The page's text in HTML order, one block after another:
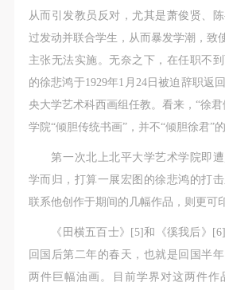
从而引发教员反对，尤其是萧俊贤、
过发动并联合学生，从而暴发学潮，致
主张无法实施。无奈之下，在任职不
的徐悲鸿于1929年1月24日被迫辞职返
央大学艺术科西画组任教。看来，“徐
学院“倾胆传统书画”，并不“倾胆徐君”
第一次北上北平大学艺术学院即
学而归，打算一展宏图的徐悲鸿的打
联系他创作于期间的几幅作品，则更可
《田横五百士》[5]和《徯我后》
回国后第二年的春天，也就是回国半
两件巨幅油画。目前学界对这两件作
人民共和国民法通则》若干问题
有关规定，为明确肖像许可方（
方）的权利义务关系，经双方友
带有甲方肖像的作品的使用达成如
一、 一般约定
（1）、甲方为本协议中的肖像权
（2）、乙方中央美术学院美术馆
性、专业性、国际化的现代公共美
院美术馆与时代同行，努力塑造
术的空间氛围，竭诚与各单位、
和观众进行良好互动。以学院的
人民共和国民法通则》若干问题
有关规定，为明确肖像许可方（
方）的权利义务关系，经双方友
带有甲方肖像的作品的使用达成如
一、 一般约定
（1）、甲方为本协议中的肖像权
（2）、乙方中央美术学院美术馆
性、专业性、国际化的现代公共美
院美术馆与时代同行，努力塑造
术的空间氛围，竭诚与各单位、
和观众进行良好互动。以学院的
人民共和国民法通则》若干问题
有关规定，为明确肖像许可方（
方）的权利义务关系，经双方友
带有甲方肖像的作品的使用达成如
一、 一般约定
（1）、甲方为本协议中的肖像权
（2）、乙方中央美术学院美术馆
性、专业性、国际化的现代公共美
院美术馆与时代同行，努力塑造
术的空间氛围，竭诚与各单位、
和观众进行良好互动。以学院的